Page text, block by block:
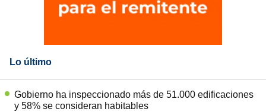
Lo último
Gobierno ha inspeccionado más de 51.000 edificaciones
y 58% se consideran habitables